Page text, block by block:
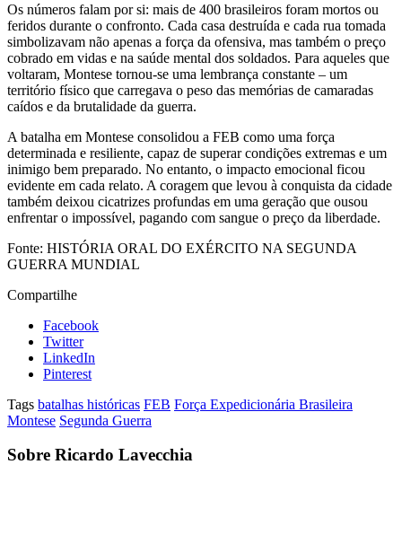
Os números falam por si: mais de 400 brasileiros foram mortos ou
feridos durante o confronto. Cada casa destruída e cada rua tomada
simbolizavam não apenas a força da ofensiva, mas também o preço
cobrado em vidas e na saúde mental dos soldados. Para aqueles que
voltaram, Montese tornou-se uma lembrança constante – um
território físico que carregava o peso das memórias de camaradas
caídos e da brutalidade da guerra.
A batalha em Montese consolidou a FEB como uma força
determinada e resiliente, capaz de superar condições extremas e um
inimigo bem preparado. No entanto, o impacto emocional ficou
evidente em cada relato. A coragem que levou à conquista da cidade
também deixou cicatrizes profundas em uma geração que ousou
enfrentar o impossível, pagando com sangue o preço da liberdade.
Fonte: HISTÓRIA ORAL DO EXÉRCITO NA SEGUNDA
GUERRA MUNDIAL
Compartilhe
Facebook
Twitter
LinkedIn
Pinterest
Tags batalhas históricas FEB Força Expedicionária Brasileira
Montese Segunda Guerra
Sobre Ricardo Lavecchia